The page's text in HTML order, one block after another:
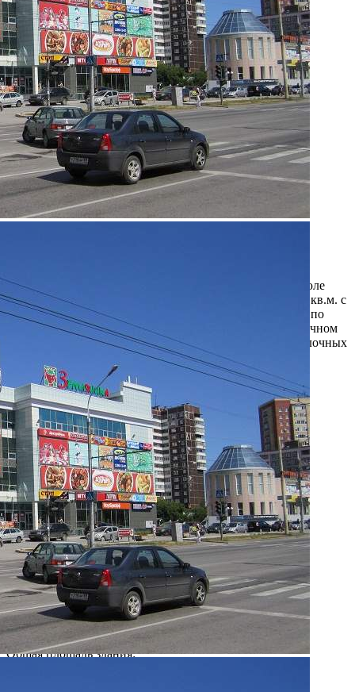
Парковый в г.Перми и был введен в эксплуатацию в июле
2009 г. Четырехэтажное здание общей площадью 12501 кв.м. с
современной инженерной инфраструктурой построено по
индивидуальному проекту. Здание выполнено в лаконичном
современном стиле с использованием актуальных отделочных
6592 (+3)
Информация о ТЦ
О компании
Арендаторы
Условия сотрудничества
Контакты
Фотогалерея
О ТЦ "Земляника"
Название:
Земляника
Дата открытия:
июль 2009 года
Вид / тип объекта:
Торгово-развлекательный центр
Город:
Пермь (Пермский край)
Расположение:
пр. Парковый, 17
Общая площадь здания: